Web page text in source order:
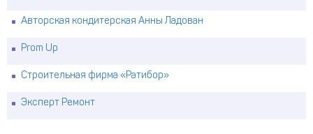
Авторская кондитерская Анны Ладован
Prom Up
Строительная фирма «Ратибор»
Эксперт Ремонт